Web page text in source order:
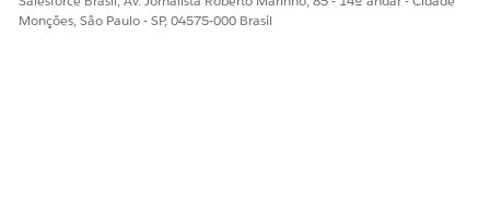
Monções, São Paulo - SP, 04575-000 Brasil